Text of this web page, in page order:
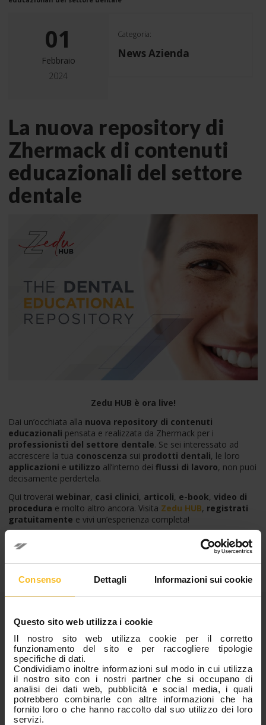
Consenso Dettagli Informazioni sui cookie
Questo sito web utilizza i cookie
Il nostro sito web utilizza cookie per il corretto
funzionamento del sito e per raccogliere tipologie
specifiche di dati.
Condividiamo inoltre informazioni sul modo in cui utilizza
il nostro sito con i nostri partner che si occupano di
analisi dei dati web, pubblicità e social media, i quali
potrebbero combinarle con altre informazioni che ha
fornito loro o che hanno raccolto dal suo utilizzo dei loro
servizi.
01
Febbraio
2024
Categoria:
News Azienda
La nuova repository di
Zhermack di contenuti
educazionali del settore
dentale
Zedu HUB è ora live!
Dai un’occhiata alla nuova repository di contenuti
educazionali pensata e realizzata da Zhermack per i
professionisti del settore dentale. Se sei interessato ad
accrescere la tua conoscenza sui prodotti dentali, le loro
applicazioni e utilizzo all’interno dei flussi di lavoro, non puoi
decisamente perdertela.
Qui troverai webinar, casi clinici, articoli, e-book, video di
procedura e molto altro ancora. Visita Zedu HUB, registrati
gratuitamente e vivi un’esperienza completa!
Per non perdere i prossimi contenuti, seguici sui nostri social
network.
News Azienda
News Eventi
News Prodotti
Fiere, Congressi e Corsi